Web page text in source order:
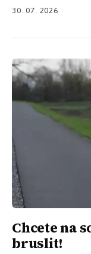
30. 07. 2026
Chcete na
bruslit!